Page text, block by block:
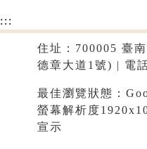
:::
住址：700005 臺
德章大道1號) | 電
最佳瀏覽狀態：
螢幕解析度
宣示